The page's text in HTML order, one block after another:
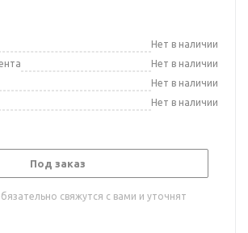
Нет в наличии
Нет в наличии
Нет в наличии
Нет в наличии
Под заказ
свяжутся с вами и уточнят